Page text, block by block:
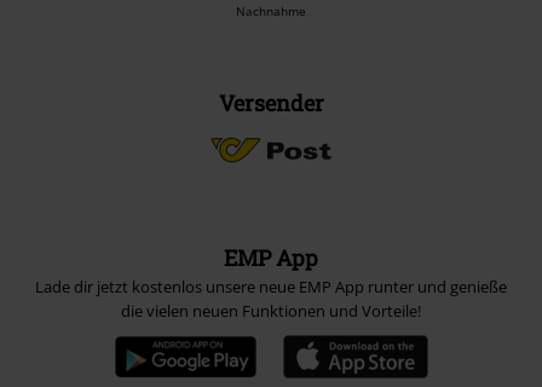
Nachnahme
Versender
EMP App
Lade dir jetzt kostenlos unsere neue EMP App runter und genieße
die vielen neuen Funktionen und Vorteile!